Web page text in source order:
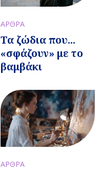
ΑΡΘΡΑ
Τα ζώδια που...
«σφάζουν» με το
βαμβάκι
ΑΡΘΡΑ